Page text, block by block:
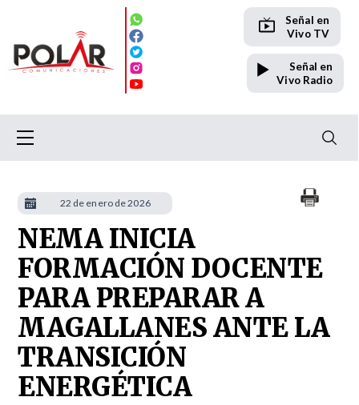
Señal en
Vivo TV
Señal en
Vivo Radio
NEMA INICIA
FORMACIÓN DOCENTE
PARA PREPARAR A
MAGALLANES ANTE LA
TRANSICIÓN
ENERGÉTICA
22 de enero de 2026